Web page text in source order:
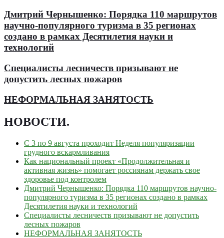
Дмитрий Чернышенко: Порядка 110 маршрутов
научно-популярного туризма в 35 регионах
создано в рамках Десятилетия науки и
технологий
Специалисты лесничеств призывают не
допустить лесных пожаров
НЕФОРМАЛЬНАЯ ЗАНЯТОСТЬ
НОВОСТИ.
С 3 по 9 августа проходит Неделя популяризации
грудного вскармливания
Как национальный проект «Продолжительная и
активная жизнь» помогает россиянам держать свое
здоровье под контролем
Дмитрий Чернышенко: Порядка 110 маршрутов научно-
популярного туризма в 35 регионах создано в рамках
Десятилетия науки и технологий
Специалисты лесничеств призывают не допустить
лесных пожаров
НЕФОРМАЛЬНАЯ ЗАНЯТОСТЬ